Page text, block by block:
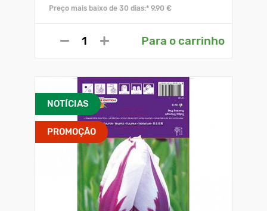
Preço mais baixo de 30 dias:* 9.90 €
Para o carrinho
NOTÍCIAS
PROMOÇÃO